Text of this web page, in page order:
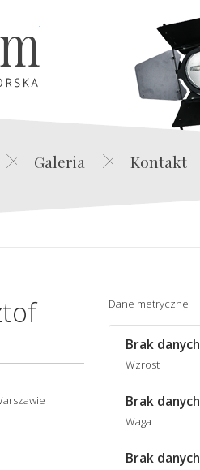
Edwin Film Agencja Aktorska
Galeria Kontakt
Dane metryczne
Brak danych
Wzrost
Brak danych
Waga
Brak danych